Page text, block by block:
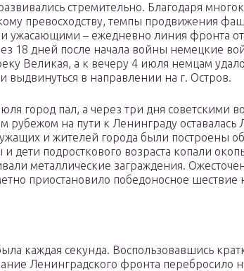
стремительно. Благодаря
превосходству, темпы продвижения
ужасающими – ежедневно линия фронта
18 дней после начала войны немецкие
Великая, а к вечеру 4 июля немцам
выдвинуться в направлении на г. Остров.
город пал, а через три дня советскими
рубежом на пути к Ленинграду оставалась
и жителей города были построены
дети подросткового возраста копали
металлические заграждения.
приостановило победоносное шествие
каждая секунда. Воспользовавшись
Ленинградского фронта перебросило